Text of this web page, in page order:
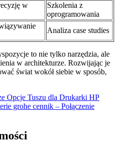
w
Szkolenia z
oprogramowania
Analiza case studies
to nie tylko narzędzia, ale
w architekturze. Rozwijając je
świat wokół siebie w sposób,
Opcje Tuszu dla Drukarki HP
grohe cennik – Połączenie